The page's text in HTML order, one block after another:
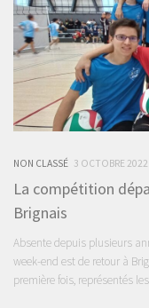
NON CLASSÉ 3 OCTOBRE 2022
La compétition
Brignais
Absente depuis plusieurs
week-end est de retour à
première fois, représentés